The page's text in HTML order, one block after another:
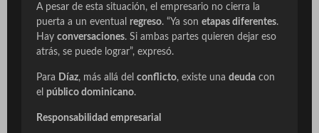
A pesar de esta situación, el empresario no cierra la
puerta a un eventual regreso. “Ya son etapas diferentes.
Hay conversaciones. Si ambas partes quieren dejar eso
atrás, se puede lograr”, expresó.
Para Díaz, más allá del conflicto, existe una deuda con
el público dominicano.
Responsabilidad empresarial